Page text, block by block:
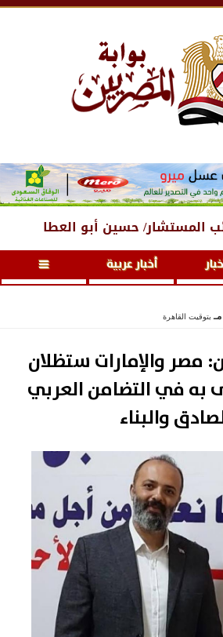
المستشار/ حسين أبو العطا
أخبار عربية
بتوقيت القاهرة
والإمارات ستظلان
به في التضامن العربي
والبناء